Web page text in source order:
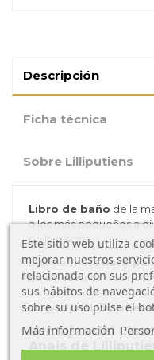
Descripción
Ficha técnica
Sobre Lilliputiens
Libro de baño de la
a los más pequeños a
en la piscina.
Este hermosolibro
nuestros niños a
amigos con alas.. Viene
creado por
Ventajas del
Anais de
Este sitio web utiliza
mejorar nuestros
relacionada con sus
sus hábitos de
sobre su uso pulse el
Más información